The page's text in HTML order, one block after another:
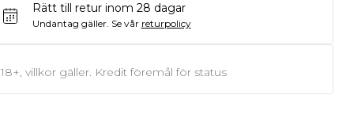
Rätt till retur inom 28 dagar
Undantag gäller. Se vår returpolicy
18+, villkor gäller. Kredit föremål för status